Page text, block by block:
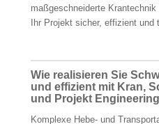
maßgeschneiderte
Ihr Projekt sicher, effizient
Wie realisieren Sie
und effizient mit Kran,
und Projekt
Komplexe Hebe- und